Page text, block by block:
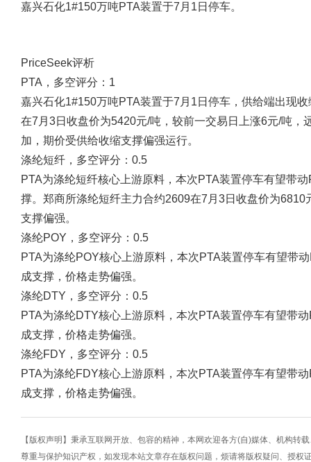
嘉兴石化1#150万吨PTA装置于7月1日停车。
PriceSeek评析
PTA，多空评分：1
嘉兴石化1#150万吨PTA装置于7月1日停车，供给端出现
在7月3日收盘价为5420元/吨，较前一交易日上涨6元/吨，
加，期价受供给收缩支撑偏强运行。
涤纶短纤，多空评分：0.5
PTA为涤纶短纤核心上游原料，本次PTA装置停车有望带
撑。郑商所涤纶短纤主力合约2609在7月3日收盘价为
支撑偏强。
涤纶POY，多空评分：0.5
PTA为涤纶POY核心上游原料，本次PTA装置停车有望带
成支撑，价格走势偏强。
涤纶DTY，多空评分：0.5
PTA为涤纶DTY核心上游原料，本次PTA装置停车有望带
成支撑，价格走势偏强。
涤纶FDY，多空评分：0.5
PTA为涤纶FDY核心上游原料，本次PTA装置停车有望带
成支撑，价格走势偏强。
【版权声明】秉承互联网开放、包容的精神，本网欢迎各方(自)媒体、机构转
尊重与保护知识产权，如发现本站文章存在版权问题，烦请将版权疑问、授权